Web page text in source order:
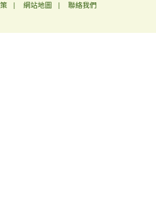
網站地圖 聯絡我們